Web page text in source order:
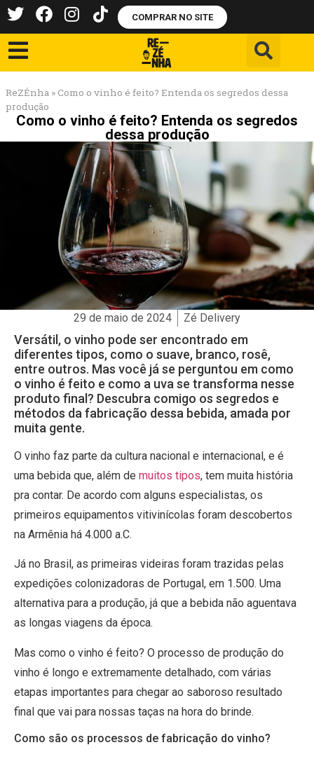
COMPRAR NO SITE
ReZÉnha »Como o vinho é feito? Entenda os segredos dessa
produção
Como o vinho é feito? Entenda os segredos
dessa produção
29 de maio de 2024 Zé Delivery
Versátil, o vinho pode ser encontrado em
diferentes tipos, como o suave, branco, rosê,
entre outros. Mas você já se perguntou em como
o vinho é feito e como a uva se transforma nesse
produto final? Descubra comigo os segredos e
métodos da fabricação dessa bebida, amada por
muita gente.
O vinho faz parte da cultura nacional e internacional, e é
uma bebida que, além de muitos tipos, tem muita história
pra contar. De acordo com alguns especialistas, os
primeiros equipamentos vitivinícolas foram descobertos
na Armênia há 4.000 a.C.
Já no Brasil, as primeiras videiras foram trazidas pelas
expedições colonizadoras de Portugal, em 1.500. Uma
alternativa para a produção, já que a bebida não aguentava
as longas viagens da época.
Mas como o vinho é feito? O processo de produção do
vinho é longo e extremamente detalhado, com várias
etapas importantes para chegar ao saboroso resultado
final que vai para nossas taças na hora do brinde.
Como são os processos de fabricação do vinho?